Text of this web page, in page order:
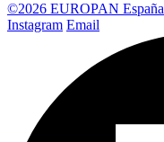
©2026 EUROPAN España
Instagram Email